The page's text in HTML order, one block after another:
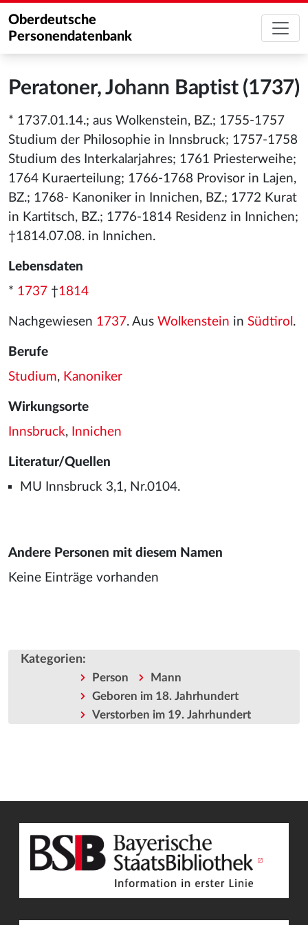
Oberdeutsche
Personendatenbank
Peratoner, Johann Baptist (1737)
* 1737.01.14.; aus Wolkenstein, BZ.; 1755-1757
Studium der Philosophie in Innsbruck; 1757-1758
Studium des Interkalarjahres; 1761 Priesterweihe;
1764 Kuraerteilung; 1766-1768 Provisor in Lajen,
BZ.; 1768- Kanoniker in Innichen, BZ.; 1772 Kurat
in Kartitsch, BZ.; 1776-1814 Residenz in Innichen;
†1814.07.08. in Innichen.
Lebensdaten
* 1737 †1814
Nachgewiesen 1737. Aus Wolkenstein in Südtirol .
Berufe
Studium, Kanoniker
Wirkungsorte
Innsbruck, Innichen
Literatur/Quellen
MU Innsbruck 3,1, Nr.0104.
Andere Personen mit diesem Namen
Keine Einträge vorhanden
Kategorien:
Person
Mann
Geboren im 18. Jahrhundert
Verstorben im 19. Jahrhundert